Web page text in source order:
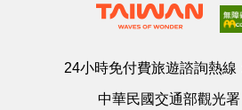
24小時免付費旅遊諮詢熱線
中華民國交通部觀光